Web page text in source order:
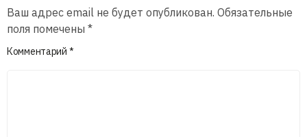
Ваш адрес email не будет опубликован. Обязательные
поля помечены *
Комментарий *